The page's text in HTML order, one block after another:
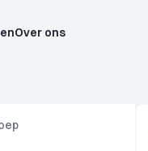
Over ons